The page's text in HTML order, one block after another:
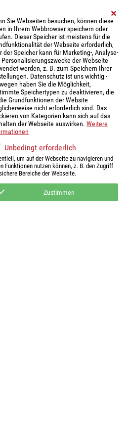
abgeben Mein Account
Sie Webseiten besuchen, können diese
in Ihrem Webbrowser speichern oder
Dieser Speicher ist meistens für die
der Webseite erforderlich,
der Speicher kann für Marketing-, Analyse-
Personalisierungszwecke der Webseite
werden, z. B. zum Speichern Ihrer
Datenschutz ist uns wichtig -
haben Sie die Möglichkeit,
Speichertypen zu deaktivieren, die
Grundfunktionen der Website
nicht erforderlich sind. Das
von Kategorien kann sich auf das
der Webseite auswirken. Weitere
Unbedingt erforderlich
um auf der Webseite zu navigieren und
Funktionen nutzen können, z. B. den Zugriff
Bereiche der Webseite.
Zustimmen